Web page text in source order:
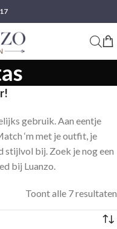
gebruik. Aan eentje
‘m met je outfit, je
stijlvol bij. Zoek je nog een
bij Luanzo.
Toont alle 7 resultaten